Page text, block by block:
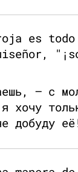
es
— с
хочу
добуду